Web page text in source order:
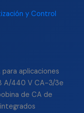
y Control
aplicaciones
A/440 V CA-3/3e
de CA de